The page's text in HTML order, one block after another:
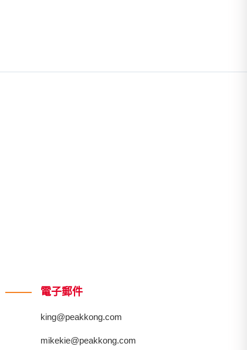
電子郵件
king@peakkong.com
mikekie@peakkong.com